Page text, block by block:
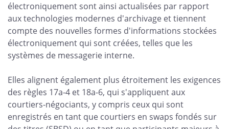
électroniquement sont ainsi actualisées par rapport
aux technologies modernes d'archivage et tiennent
compte des nouvelles formes d'informations stockées
électroniquement qui sont créées, telles que les
systèmes de messagerie interne.
Elles alignent également plus étroitement les exigences
des règles 17a-4 et 18a-6, qui s'appliquent aux
courtiers-négociants, y compris ceux qui sont
enregistrés en tant que courtiers en swaps fondés sur